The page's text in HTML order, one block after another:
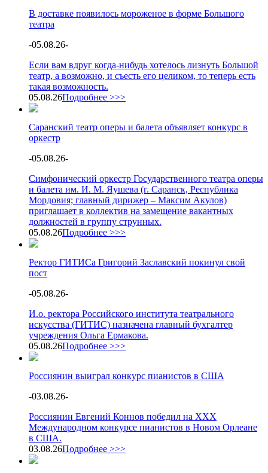
В доставке появилось мороженое в форме Большого
театра
-05.08.26-
Если вам вдруг когда-нибудь хотелось лизнуть Большой
театр, а возможно, и съесть его целиком, то теперь есть
такая возможность.
05.08.26Подробнее >>>
Саранский театр оперы и балета объявляет конкурс в
оркестр
-05.08.26-
Симфонический оркестр Государственного театра оперы
и балета им. И. М. Яушева (г. Саранск, Республика
Мордовия; главный дирижер – Максим Акулов)
приглашает в коллектив на замещение вакантных
должностей в группу струнных.
05.08.26Подробнее >>>
Ректор ГИТИСа Григорий Заславский покинул свой
пост
-05.08.26-
И.о. ректора Российского института театрального
искусства (ГИТИС) назначена главный бухгалтер
учреждения Ольга Ермакова.
05.08.26Подробнее >>>
Россиянин выиграл конкурс пианистов в США
-03.08.26-
Россиянин Евгений Коннов победил на XXX
Международном конкурсе пианистов в Новом Орлеане
в США.
03.08.26Подробнее >>>